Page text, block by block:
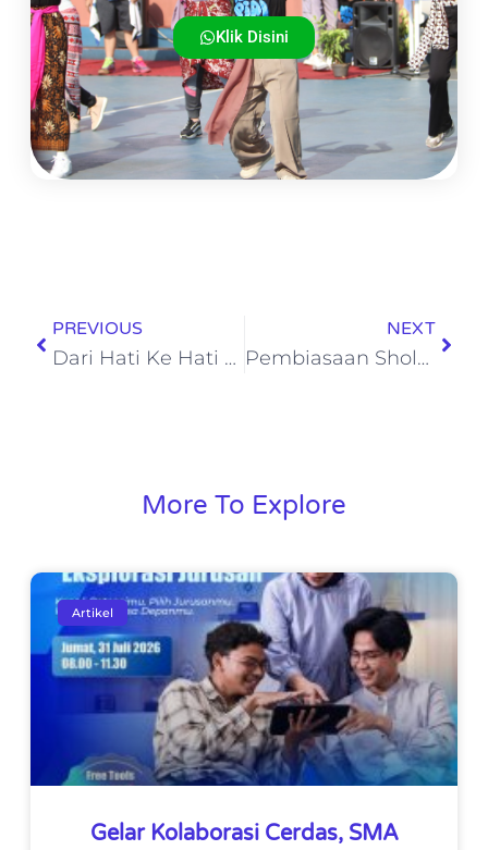
Klik Disini
PREVIOUS
Dari Hati Ke Hati – Kolaborasi Hangat Dalam Open House School Of Human
NEXT
Pembiasaan Sholat Berjamaah di Lingkungan School of Human
More To Explore
Artikel
Gelar Kolaborasi Cerdas, SMA